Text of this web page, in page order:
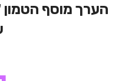
הערך מוסף הטמון